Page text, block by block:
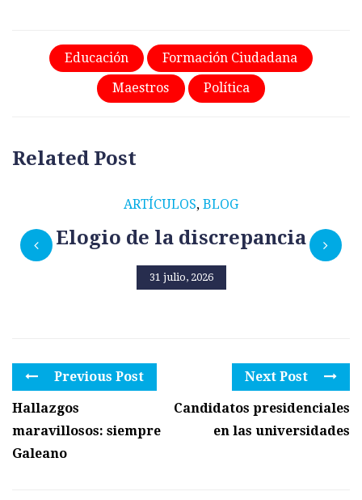
Educación
Formación Ciudadana
Maestros
Política
Related Post
ARTÍCULOS, BLOG
Elogio de la discrepancia
31 julio, 2026
Previous Post
Hallazgos
maravillosos: siempre
Galeano
Next Post
Candidatos presidenciales
en las universidades